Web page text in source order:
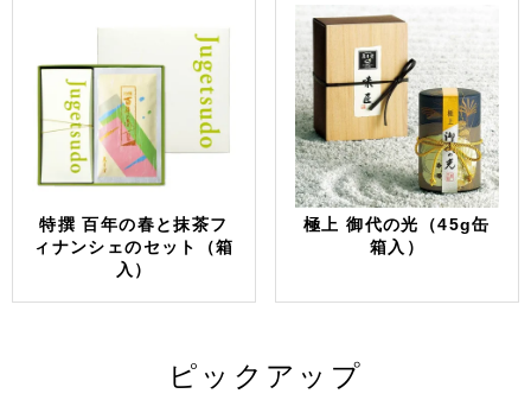
特撰 百年の春と抹茶フ
ィナンシェのセット（箱
入）
極上 御代の光（45g缶
箱入）
ピックアップ